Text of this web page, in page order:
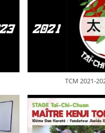
TCM 2021-